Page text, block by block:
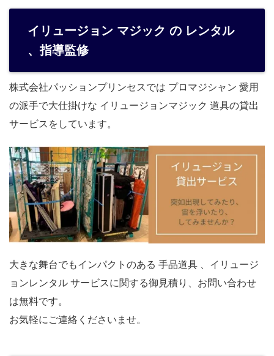
イリュージョン マジック の レンタル
、指導監修
株式会社パッションプリンセスでは プロマジシャン 愛用
の派手で大仕掛けな イリュージョンマジック 道具の貸出
サービスをしています。
大きな舞台でもインパクトのある 手品道具 、イリュージ
ョンレンタル サービスに関する御見積り、お問い合わせ
は無料です。
お気軽にご連絡くださいませ。